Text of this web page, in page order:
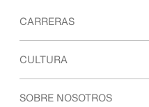
CARRERAS
Descubre nuestras áreas
CULTURA
Nuestra cultura y beneficios
SOBRE NOSOTROS